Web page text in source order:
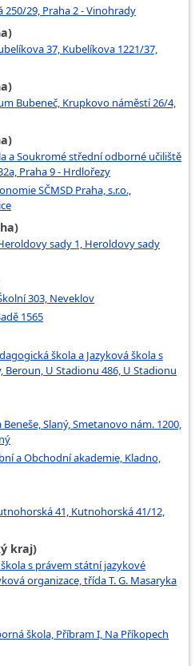
29, Praha 2 - Vinohrady
37, Kubelíkova 1221/37,
Bubeneč, Krupkovo náměstí 26/4,
a Soukromé střední odborné učiliště
Praha 9 - Hrdlořezy
SČMSD Praha, s.r.o.,
sady 1, Heroldovy sady
303, Neveklov
1565
škola a Jazyková škola s
U Stadionu 486, U Stadionu
Slaný, Smetanovo nám. 1200,
a Obchodní akademie, Kladno,
41, Kutnohorská 41/12,
kraj)
s právem státní jazykové
organizace, třída T. G. Masaryka
škola, Příbram I, Na Příkopech